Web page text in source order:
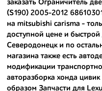
Многие наши оптовые
разборку как надежного и
требуется приобрести
автомобилей, то
подберут вам товар и
правильным выбором по
Купить комплектующие для
Ведь наши запчасти:
заказать Ограничитель
(S190) 2005-2012
на mitsubishi carisma -
доступной цене и быстрой
Северодонецк и по
магазина также есть
модификации
авторазборка хонда цивик
образом Запчасти для